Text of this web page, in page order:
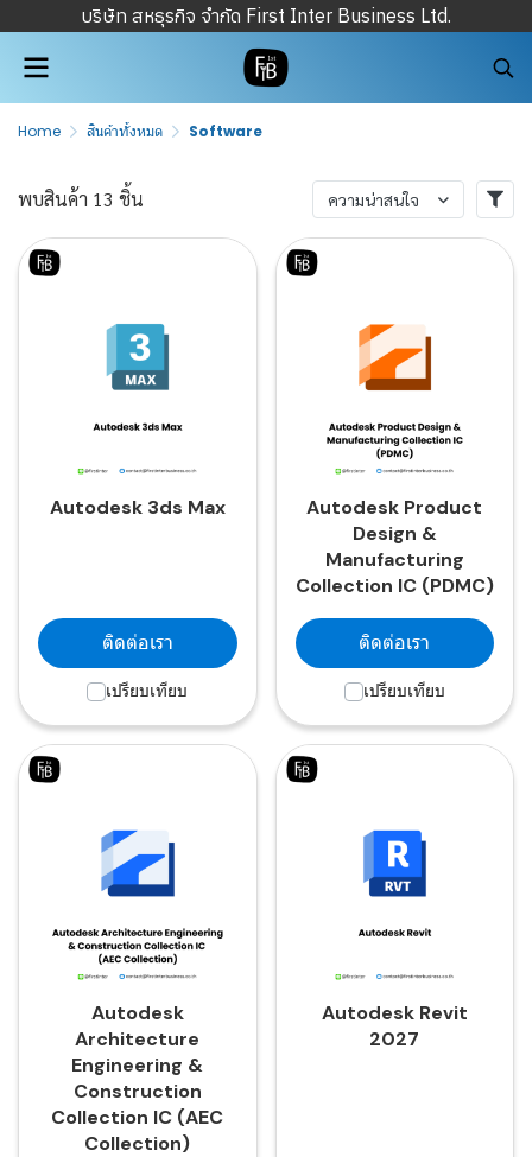
บริษัท สหธุรกิจ จำกัด First Inter Business Ltd.
Home สินค้าทั้งหมด Software
พบสินค้า 13 ชิ้น ความน่าสนใจ
Autodesk 3ds Max
ติดต่อเรา
เปรียบเทียบ
Autodesk Product
Design &
Manufacturing
Collection IC (PDMC)
ติดต่อเรา
เปรียบเทียบ
Autodesk
Architecture
Engineering &
Construction
Collection IC (AEC
Collection)
Autodesk Revit
2027